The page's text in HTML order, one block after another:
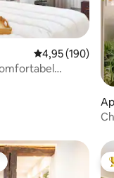
Gemiddelde
4,95 (190)